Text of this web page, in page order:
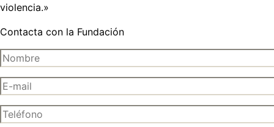
violencia.»
Contacta con la Fundación